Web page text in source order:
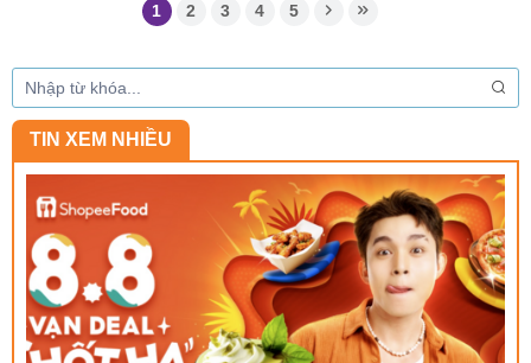
1 2 3 4 5
TIN XEM NHIỀU